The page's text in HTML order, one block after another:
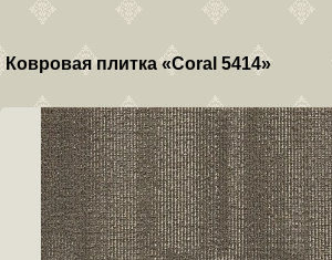
Ковровая плитка «Coral 5414»